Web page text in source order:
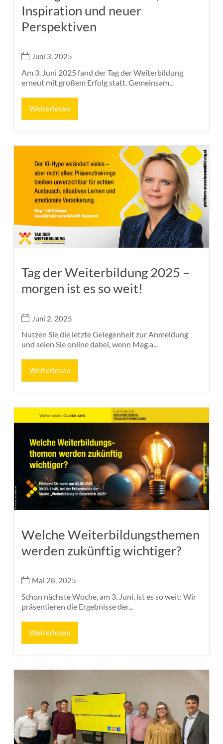
Inspiration und neuer
Perspektiven
Juni 3, 2025
Am 3. Juni 2025 fand der Tag der Weiterbildung
erneut mit großem Erfolg statt. Gemeinsam...
Weiterlesen
Tag der Weiterbildung 2025 –
morgen ist es so weit!
Juni 2, 2025
Nutzen Sie die letzte Gelegenheit zur Anmeldung
und seien Sie online dabei, wenn Mag.a...
Weiterlesen
Welche Weiterbildungsthemen
werden zukünftig wichtiger?
Mai 28, 2025
Schon nächste Woche, am 3. Juni, ist es so weit: Wir
präsentieren die Ergebnisse der...
Weiterlesen